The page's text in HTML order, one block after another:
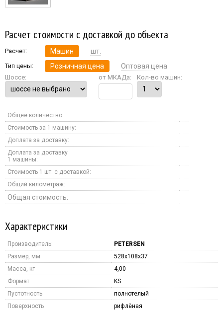
Расчет стоимости с доставкой до объекта
Расчет: Машин шт.
Тип цены: Розничная цена Оптовая цена
Шоссе: от МКАДа: Кол-во машин:
Общее количество:
Стоимость за 1 машину:
Доплата за доставку:
Доплата за доставку
1 машины:
Стоимость 1 шт. с доставкой:
Общий километраж:
Общая стоимость:
Характеристики
Производитель:
PETERSEN
Размер, мм
528x108x37
Масса, кг
4,00
Формат
KS
Пустотность
полнотелый
Поверхность
рифлёная